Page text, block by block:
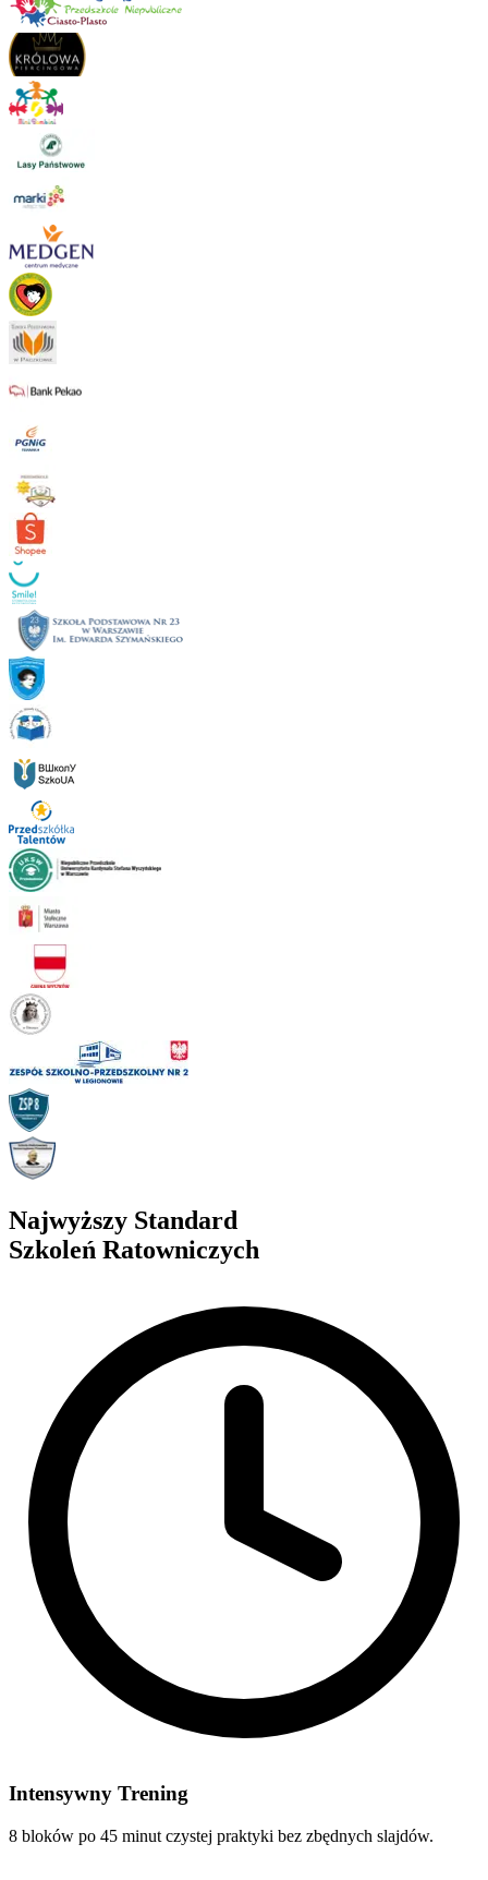
Najwyższy Standard
Szkoleń Ratowniczych
Intensywny Trening
8 bloków po 45 minut czystej praktyki bez zbędnych slajdów.